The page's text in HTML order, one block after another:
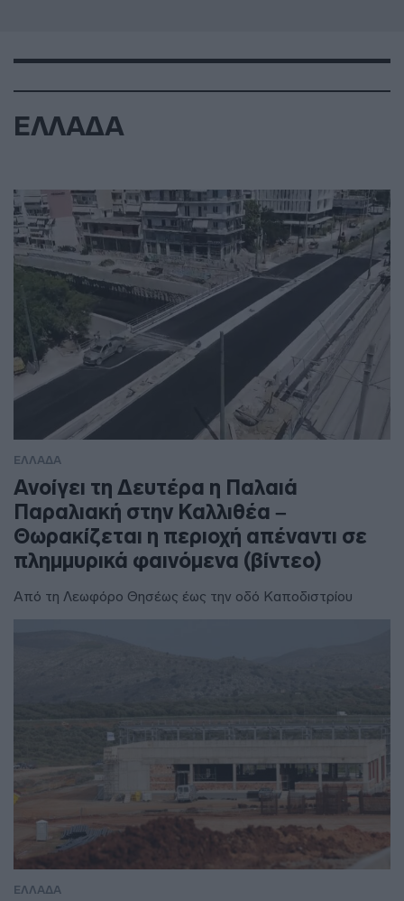
ΕΛΛΑΔΑ
ΕΛΛΑΔΑ
Ανοίγει τη Δευτέρα η Παλαιά
Παραλιακή στην Καλλιθέα –
Θωρακίζεται η περιοχή απέναντι σε
πλημμυρικά φαινόμενα (βίντεο)
Από τη Λεωφόρο Θησέως έως την οδό Καποδιστρίου
ΕΛΛΑΔΑ